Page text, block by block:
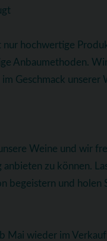
hochwertige
Anbaumethoden.
Geschmack unserer
Weine und wir
zu können.
begeistern und holen
Mai wieder im